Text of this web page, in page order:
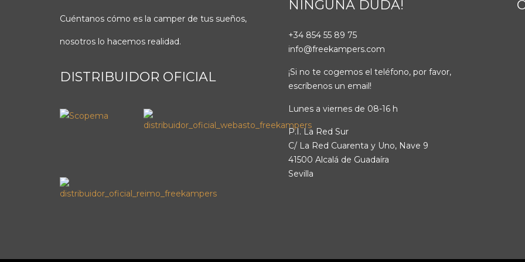
Cuéntanos cómo es la camper de tus sueños,
nosotros lo hacemos realidad.
DISTRIBUIDOR OFICIAL
NINGUNA DUDA!
+34 854 55 89 75
info@freekampers.com
¡Si no te cogemos el teléfono, por favor,
escríbenos un email!
Lunes a viernes de 08-16 h
P.I. La Red Sur
C/ La Red Cuarenta y Uno, Nave 9
41500 Alcalá de Guadaíra
Sevilla